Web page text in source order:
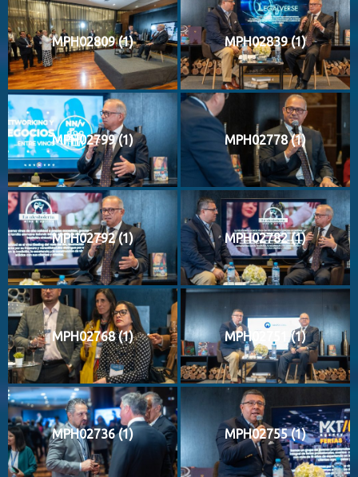
MPH02809 (1) MPH02839 (1)
MPH02799 (1) MPH02778 (1)
MPH02792 (1) MPH02782 (1)
MPH02768 (1) MPH02751 (1)
MPH02736 (1) MPH02755 (1)